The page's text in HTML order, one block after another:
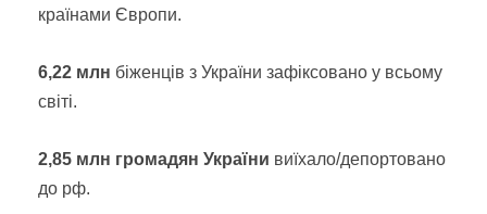
країнами Європи.
6,22 млн біженців з України зафіксовано у всьому
світі.
2,85 млн громадян України виїхало/депортовано
до рф.